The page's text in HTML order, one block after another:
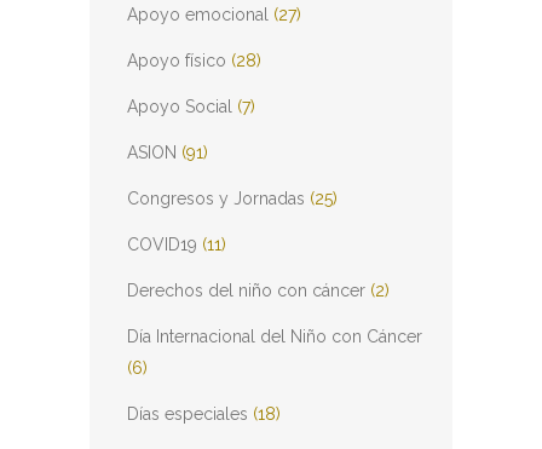
Apoyo emocional (27)
Apoyo físico (28)
Apoyo Social (7)
ASION (91)
Congresos y Jornadas (25)
COVID19 (11)
Derechos del niño con cáncer (2)
Día Internacional del Niño con Cáncer
(6)
Días especiales (18)